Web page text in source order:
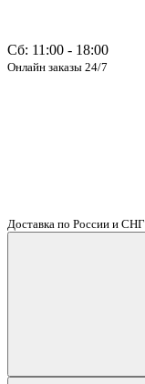
Сб: 11:00 - 18:00
Онлайн заказы 24/7
Доставка по России и СНГ